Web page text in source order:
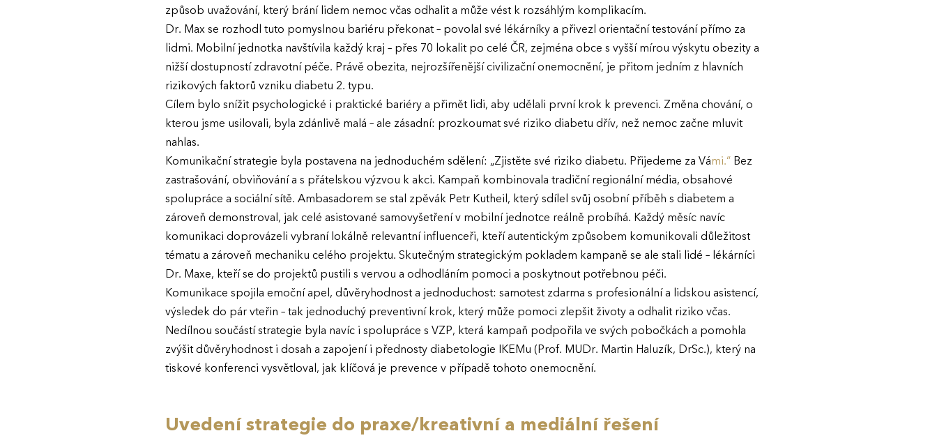
způsob uvažování, který brání lidem nemoc včas odhalit a může vést k rozsáhlým komplikacím.
Dr. Max se rozhodl tuto pomyslnou bariéru překonat – povolal své lékárníky a přivezl orientační testování přímo za
lidmi. Mobilní jednotka navštívila každý kraj – přes 70 lokalit po celé ČR, zejména obce s vyšší mírou výskytu obezity a
nižší dostupností zdravotní péče. Právě obezita, nejrozšířenější civilizační onemocnění, je přitom jedním z hlavních
rizikových faktorů vzniku diabetu 2. typu.
Cílem bylo snížit psychologické i praktické bariéry a přimět lidi, aby udělali první krok k prevenci. Změna chování, o
kterou jsme usilovali, byla zdánlivě malá – ale zásadní: prozkoumat své riziko diabetu dřív, než nemoc začne mluvit
nahlas.
Komunikační strategie byla postavena na jednoduchém sdělení: „Zjistěte své riziko diabetu. Přijedeme za Vámi.“ Bez
zastrašování, obviňování a s přátelskou výzvou k akci. Kampaň kombinovala tradiční regionální média, obsahové
spolupráce a sociální sítě. Ambasadorem se stal zpěvák Petr Kutheil, který sdílel svůj osobní příběh s diabetem a
zároveň demonstroval, jak celé asistované samovyšetření v mobilní jednotce reálně probíhá. Každý měsíc navíc
komunikaci doprovázeli vybraní lokálně relevantní influenceři, kteří autentickým způsobem komunikovali důležitost
tématu a zároveň mechaniku celého projektu. Skutečným strategickým pokladem kampaně se ale stali lidé – lékárníci
Dr. Maxe, kteří se do projektů pustili s vervou a odhodláním pomoci a poskytnout potřebnou péči.
Komunikace spojila emoční apel, důvěryhodnost a jednoduchost: samotest zdarma s profesionální a lidskou asistencí,
výsledek do pár vteřin – tak jednoduchý preventivní krok, který může pomoci zlepšit životy a odhalit riziko včas.
Nedílnou součástí strategie byla navíc i spolupráce s VZP, která kampaň podpořila ve svých pobočkách a pomohla
zvýšit důvěryhodnost i dosah a zapojení i přednosty diabetologie IKEMu (Prof. MUDr. Martin Haluzík, DrSc.), který na
tiskové konferenci vysvětloval, jak klíčová je prevence v případě tohoto onemocnění.
Uvedení strategie do praxe/kreativní a mediální řešení